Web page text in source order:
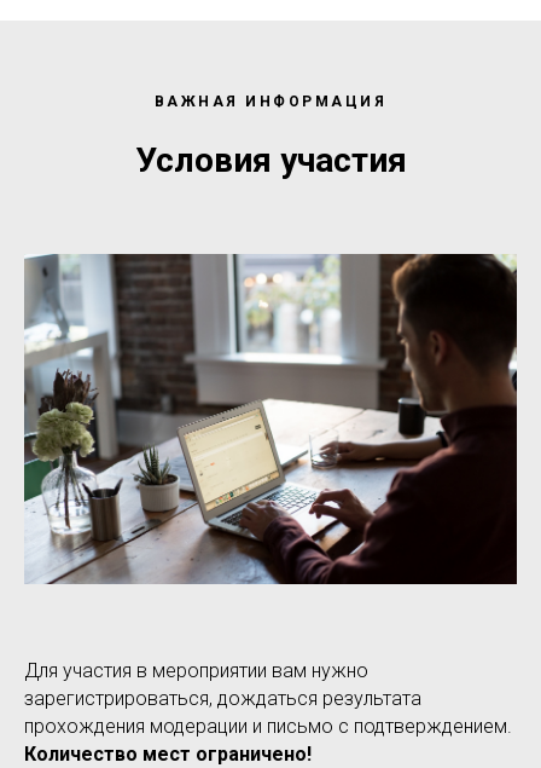
ВАЖНАЯ ИНФОРМАЦИЯ
Условия участия
Для участия в мероприятии вам нужно
зарегистрироваться, дождаться результата
прохождения модерации и письмо с подтверждением.
Количество мест ограничено!